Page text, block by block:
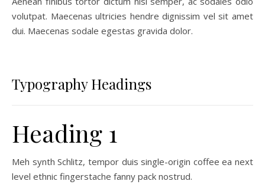
volutpat. Maecenas ultricies hendre dignissim vel sit amet
dui. Maecenas sodale egestas gravida dolor.
Typography Headings
Heading 1
Meh synth Schlitz, tempor duis single-origin coffee ea next
level ethnic fingerstache fanny pack nostrud.